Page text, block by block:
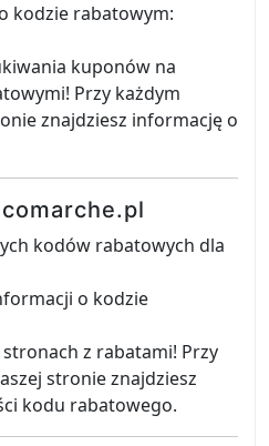
kodzie rabatowym:
kuponów na
Przy każdym
znajdziesz informację o
kodów rabatowych dla
o kodzie
z rabatami! Przy
stronie znajdziesz
kodu rabatowego.